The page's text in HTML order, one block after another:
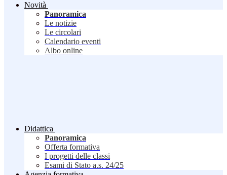
Novità
Panoramica
Le notizie
Le circolari
Calendario eventi
Albo online
Didattica
Panoramica
Offerta formativa
I progetti delle classi
Esami di Stato a.s. 24/25